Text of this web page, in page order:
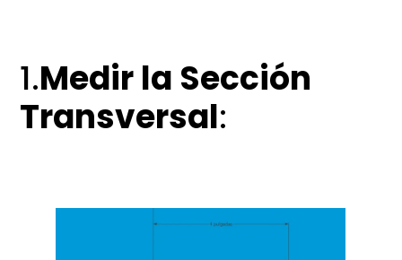
1.Medir la Sección
Transversal: